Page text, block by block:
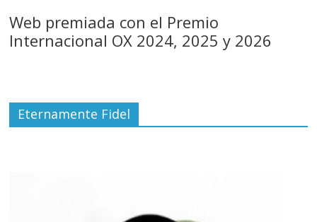
Web premiada con el Premio
Internacional OX 2024, 2025 y 2026
Eternamente Fidel